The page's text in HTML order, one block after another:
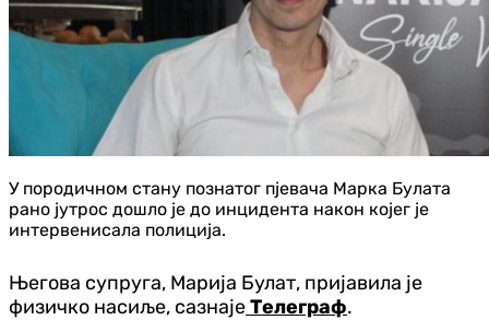
У породичном стану познатог пјевача Марка Булата
рано јутрос дошло је до инцидента након којег је
интервенисала полиција.
Његова супруга, Марија Булат, пријавила је
физичко насиље, сазнајеТелеграф.